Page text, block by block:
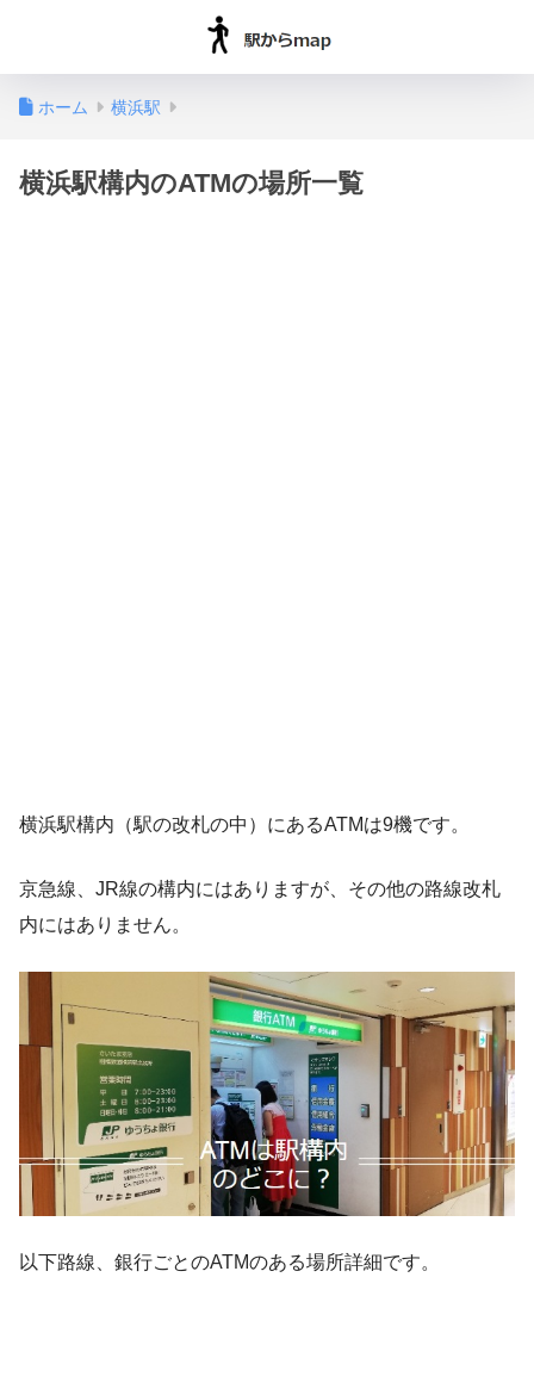
ホーム 横浜駅
横浜駅構内のATMの場所一覧
横浜駅構内（駅の改札の中）にあるATMは9機です。
京急線、JR線の構内にはありますが、その他の路線改札
内にはありません。
以下路線、銀行ごとのATMのある場所詳細です。